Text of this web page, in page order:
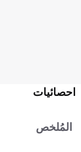
احصائيات
المُلخص